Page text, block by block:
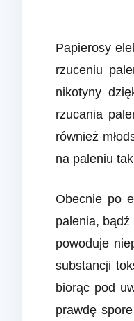
Papierosy
rzuceniu
nikotyny
rzucania
również
na paleniu
Obecnie po
palenia,
powoduje
substancji
biorąc pod
prawdę